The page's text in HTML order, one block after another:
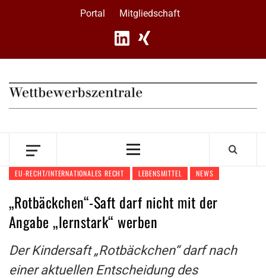
Portal Mitgliedschaft
Primary
EU-RECHT/INTERNATIONALES RECHT LEBENSMITTEL NEWS
„Rotbäckchen“-Saft darf nicht mit der
Angabe „lernstark“ werben
Der Kindersaft „Rotbäckchen“ darf nach
einer aktuellen Entscheidung des